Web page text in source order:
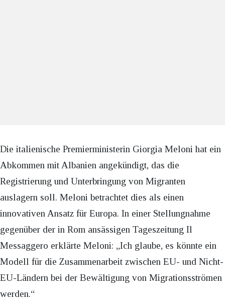
Die italienische Premierministerin Giorgia Meloni hat ein
Abkommen mit Albanien angekündigt, das die
Registrierung und Unterbringung von Migranten
auslagern soll. Meloni betrachtet dies als einen
innovativen Ansatz für Europa. In einer Stellungnahme
gegenüber der in Rom ansässigen Tageszeitung Il
Messaggero erklärte Meloni: „Ich glaube, es könnte ein
Modell für die Zusammenarbeit zwischen EU- und Nicht-
EU-Ländern bei der Bewältigung von Migrationsströmen
werden.“